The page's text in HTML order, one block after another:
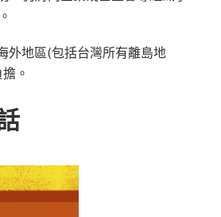
外地區(包括台灣所有離島地
。